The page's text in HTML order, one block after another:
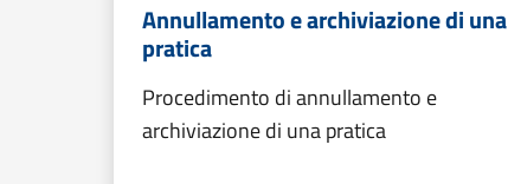
Annullamento e archiviazione di una
pratica
Procedimento di annullamento e
archiviazione di una pratica